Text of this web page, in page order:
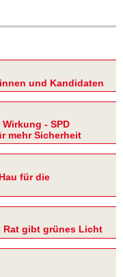
und Kandidaten
- SPD
mehr Sicherheit
für die
Rat gibt grünes Licht